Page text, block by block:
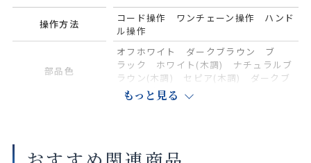
操作方法
コード操作 ワンチェーン操作 ハンド
ル操作
部品色
オフホワイト ダークブラウン ブ
ラック ホワイト(木調) ナチュラルブ
ラウン(木調) セピア(木調) ダークブ
ラウン(木調)
サイズや仕様によって価格が異なります。
もっと見る